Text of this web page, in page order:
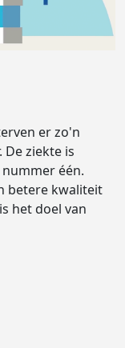
er zo'n
De ziekte is
één.
betere kwaliteit
het doel van